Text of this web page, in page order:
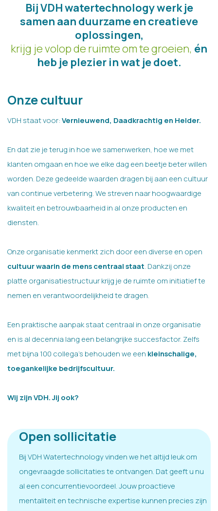
Bij VDH watertechnology werk je
samen aan duurzame en creatieve
oplossingen,
krijg je volop de ruimte om te groeien, én
heb je plezier in wat je doet.
Onze cultuur
VDH staat voor: Vernieuwend, Daadkrachtig en Helder.
En dat zie je terug in hoe we samenwerken, hoe we met
klanten omgaan en hoe we elke dag een beetje beter willen
worden. Deze gedeelde waarden dragen bij aan een cultuur
van continue verbetering. We streven naar hoogwaardige
kwaliteit en betrouwbaarheid in al onze producten en
diensten.
Onze organisatie kenmerkt zich door een diverse en open
cultuur waarin de mens centraal staat. Dankzij onze
platte organisatiestructuur krijg je de ruimte om initiatief te
nemen en verantwoordelijkheid te dragen.
Een praktische aanpak staat centraal in onze organisatie
en is al decennia lang een belangrijke succesfactor. Zelfs
met bijna 100 collega’s behouden we een kleinschalige,
toegankelijke bedrijfscultuur.
Wij zijn VDH. Jij ook?
Open sollicitatie
Bij VDH Watertechnology vinden we het altijd leuk om
ongevraagde sollicitaties te ontvangen. Dat geeft u nu
al een concurrentievoordeel. Jouw proactieve
mentaliteit en technische expertise kunnen precies zijn